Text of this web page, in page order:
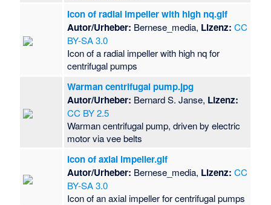
Icon of radial impeller with high nq.gif
Autor/Urheber: Bernese_media, Lizenz: CC
BY-SA 3.0
Icon of a radial impeller with high nq for
centrifugal pumps
Warman centrifugal pump.jpg
Autor/Urheber: Bernard S. Janse, Lizenz:
CC BY 2.5
Warman centrifugal pump, driven by electric
motor via vee belts
Icon of axial impeller.gif
Autor/Urheber: Bernese_media, Lizenz: CC
BY-SA 3.0
Icon of an axial impeller for centrifugal pumps